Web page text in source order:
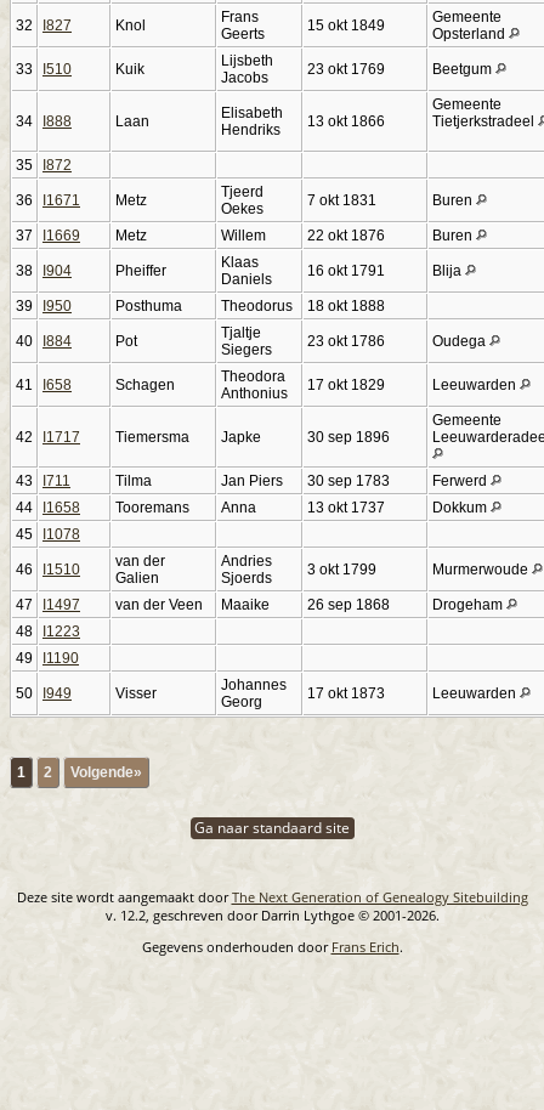
32 I827 Knol
Frans
Geerts
15 okt 1849
Gemeente
Opsterland
33 I510 Kuik
Lijsbeth
Jacobs
23 okt 1769 Beetgum
34 I888 Laan
Elisabeth
Hendriks
13 okt 1866
Gemeente
Tietjerkstradeel
35 I872
36 I1671 Metz
Tjeerd
Oekes
7 okt 1831 Buren
37 I1669 Metz Willem 22 okt 1876 Buren
38 I904 Pheiffer
Klaas
Daniels
16 okt 1791 Blija
39 I950 Posthuma Theodorus 18 okt 1888
40 I884 Pot
Tjaltje
Siegers
23 okt 1786 Oudega
41 I658 Schagen
Theodora
Anthonius
17 okt 1829 Leeuwarden
42 I1717 Tiemersma Japke 30 sep 1896
Gemeente
43 I711 Tilma Jan Piers 30 sep 1783
Ferwerd
44
I1658 Tooremans Anna 13 okt 1737
Dokkum
45
I1078
46 I1510
van der
Galien
Andries
Sjoerds
3 okt 1799 Murmerwoude
47 I1497 van der Veen Maaike 26 sep 1868
Drogeham
48
I1223
49
I1190
50 I949 Visser
Johannes
Georg
17 okt 1873 Leeuwarden
1 2 Volgende»
Ga naar standaard site
Deze site wordt aangemaakt doorThe Next Generation of Genealogy Sitebuilding
v. 12.2, geschreven door Darrin Lythgoe © 2001-2026.
Gegevens onderhouden doorFrans Erich.